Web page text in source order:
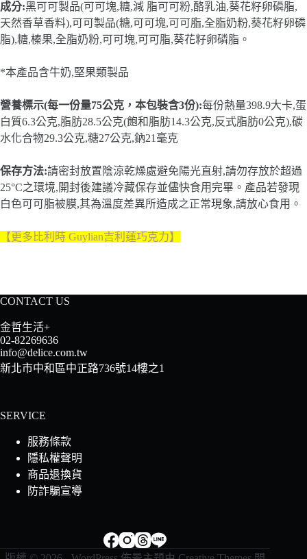
成分:黑可可製品(可可塊,糖,減 脂可可粉,酪乳油,葵花籽卵磷脂,
天然香草香料),可可製品(糖,可可塊,可可脂,全脂奶粉,葵花籽卵磷
脂),糖,榛果,全脂奶粉,可可塊,可可脂,葵花籽卵磷脂。
*本產品含牛奶,堅果類製品
營養標示(每一份量75公克，本包裝含3份):每份熱量398.9大卡,蛋
白質6.3公克,脂肪28.5公克(飽和脂肪14.3公克,反式脂肪0公克),碳
水化合物29.3公克,糖27公克,鈉21毫克
保存方法:請密封放置陰涼乾燥處避免陽光直射,請勿存放於超過
25°C之環境,開封後建議冷藏保存並儘快食用完畢。產品若發現
白色可可脂被膜,其為溫度差異所造成之正常現象,請放心食用。
【更多比利時 Guylian吉利蓮巧克力】
CONTACT US
金哲生活+
02-82269636
info@delice.com.tw
新北市中和區中正路736號14樓之1
SERVICE
服務條款
隱私權聲明
商品退換貨
防詐騙宣導